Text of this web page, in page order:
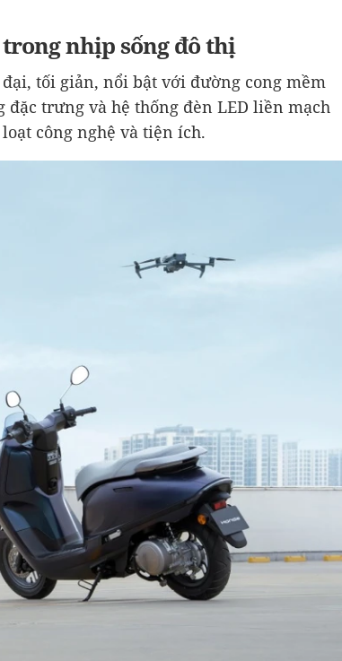
nhịp sống đô thị
tối giản, nổi bật với đường cong mềm
trưng và hệ thống đèn LED liền mạch
công nghệ và tiện ích.